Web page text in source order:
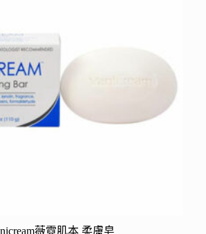
薇霓肌本 柔膚皂